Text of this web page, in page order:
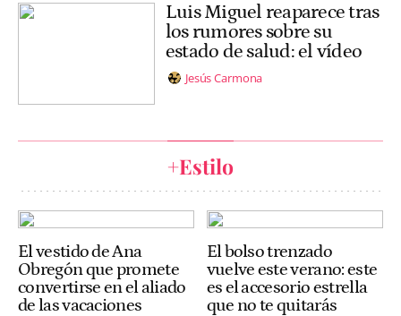
Luis Miguel reaparece tras
los rumores sobre su
estado de salud: el vídeo
Jesús Carmona
+Estilo
El vestido de Ana
Obregón que promete
convertirse en el aliado
de las vacaciones
El bolso trenzado
vuelve este verano: este
es el accesorio estrella
que no te quitarás